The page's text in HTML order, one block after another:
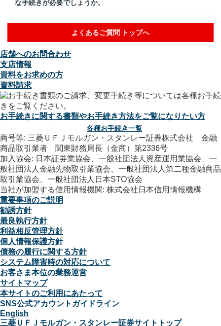
な手続きが必要でしょうか。
よくあるご質問 トップへ
店舗へのお問合わせ
支店情報
資料をお求めの方
資料請求
お手続きに関する書類やお手続き方法をご覧になりたい方
各種お手続き一覧
商号等: 三菱ＵＦＪモルガン・スタンレー証券株式会社 金融
商品取引業者 関東財務局長（金商）第2336号
加入協会: 日本証券業協会、一般社団法人資産運用業協会、一
般社団法人金融先物取引業協会、一般社団法人第二種金融商品
取引業協会、一般社団法人日本STO協会
当社が加盟する信用情報機関: 株式会社日本信用情報機構
重要事項のご説明
勧誘方針
最良執行方針
利益相反管理方針
個人情報保護方針
債務の履行に関する方針
システム障害時の対応について
お客さま本位の業務運営
サイトマップ
本サイトのご利用にあたって
SNS公式アカウントガイドライン
English
三菱ＵＦＪモルガン・スタンレー証券サイトトップ